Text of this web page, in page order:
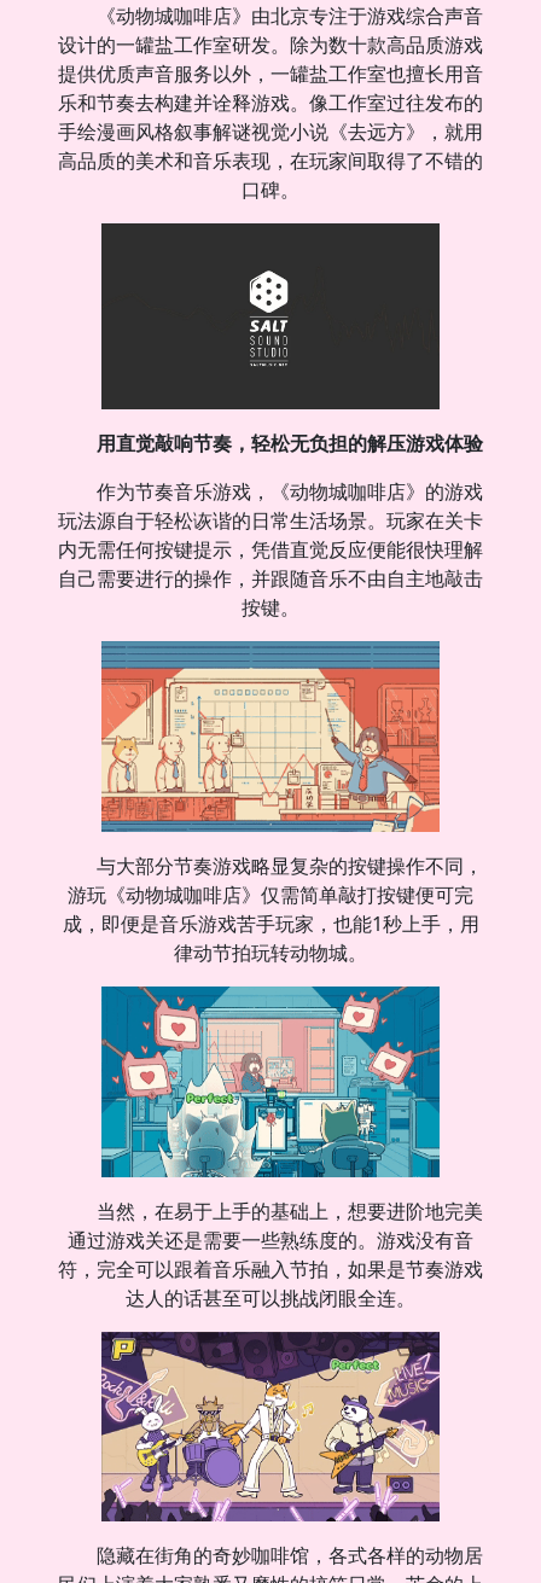
《动物城咖啡店》由北京专注于游戏综合声音
设计的一罐盐工作室研发。除为数十款高品质游戏
提供优质声音服务以外，一罐盐工作室也擅长用音
乐和节奏去构建并诠释游戏。像工作室过往发布的
手绘漫画风格叙事解谜视觉小说《去远方》，就用
高品质的美术和音乐表现，在玩家间取得了不错的
口碑。
用直觉敲响节奏，轻松无负担的解压游戏体验
作为节奏音乐游戏，《动物城咖啡店》的游戏
玩法源自于轻松诙谐的日常生活场景。玩家在关卡
内无需任何按键提示，凭借直觉反应便能很快理解
自己需要进行的操作，并跟随音乐不由自主地敲击
按键。
与大部分节奏游戏略显复杂的按键操作不同，
游玩《动物城咖啡店》仅需简单敲打按键便可完
成，即便是音乐游戏苦手玩家，也能1秒上手，用
律动节拍玩转动物城。
当然，在易于上手的基础上，想要进阶地完美
通过游戏关还是需要一些熟练度的。游戏没有音
符，完全可以跟着音乐融入节拍，如果是节奏游戏
达人的话甚至可以挑战闭眼全连。
隐藏在街角的奇妙咖啡馆，各式各样的动物居